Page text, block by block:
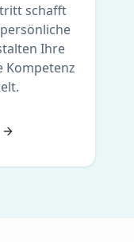
schafft
Ihre
Kompetenz